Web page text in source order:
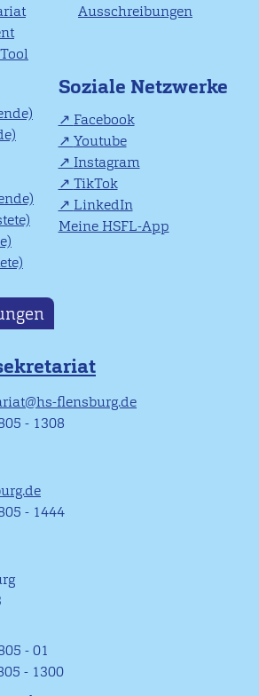
Ausschreibungen
Soziale Netzwerke
Facebook
Youtube
Instagram
TikTok
LinkedIn
Meine HSFL-App
flensburg.de
- 1308
- 1444
- 01
- 1300